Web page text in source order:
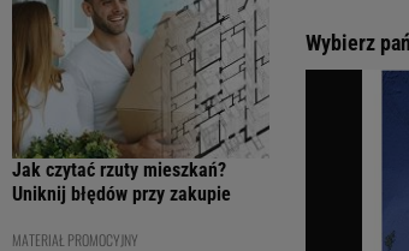
Jak czytać rzuty mieszkań?
Uniknij błędów przy zakupie
MATERIAŁ PROMOCYJNY
Wybierz